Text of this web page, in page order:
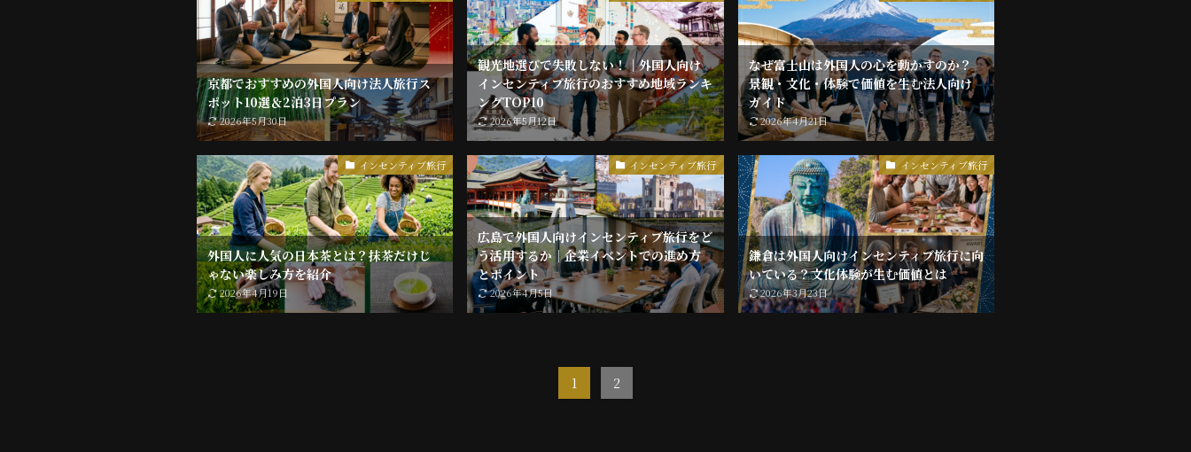
京都でおすすめの外国人向け法人旅行ス
ポット10選＆2泊3日プラン
2026年5月30日
観光地選びで失敗しない！｜外国人向け
インセンティブ旅行のおすすめ地域ランキ
ングTOP10
2026年5月12日
なぜ富士山は外国人の心を動かすのか？
景観・文化・体験で価値を生む法人向け
ガイド
2026年4月21日
インセンティブ旅行
外国人に人気の日本茶とは？抹茶だけじ
ゃない楽しみ方を紹介
2026年4月19日
インセンティブ旅行
広島で外国人向けインセンティブ旅行をど
う活用するか｜企業イベントでの進め方
とポイント
2026年4月5日
インセンティブ旅行
鎌倉は外国人向けインセンティブ旅行に向
いている？文化体験が生む価値とは
2026年3月23日
1 2